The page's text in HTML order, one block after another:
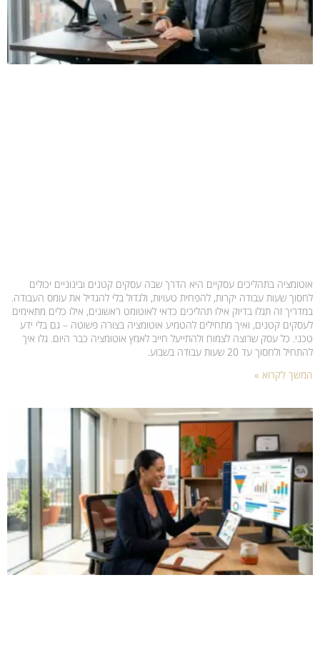
אוטומציה בתהליכים עסקיים היא הדרך שבה עסקים קטנים ובינוניים יכולים
לחסוך שעות עבודה יקרות, להפחית טעויות, ולגדול בלי להגדיל את עומס העבודה.
במדריך זה תגלו בדיוק אילו תהליכים כדאי לאוטומט ראשונים, אילו כלים מתאימים
לעסקים קטנים, ואיך מתחילים להטמיע אוטומציה בצורה פשוטה – גם בלי ידע
טכני. כל עסק שרוצה לצמוח ולהתייעל חייב לאמץ אוטומציה כבר היום. גלו איך
להתחיל ולחסוך עד 20 שעות עבודה בשבוע.
המשך לקרוא »